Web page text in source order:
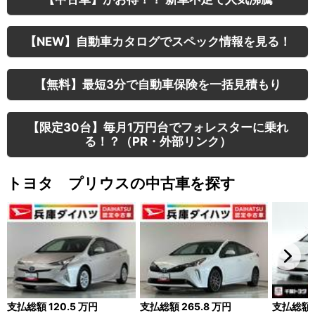
【NEW】自動車カタログでスペック情報を見る！
【無料】最短3分で自動車保険を一括見積もり
【限定30台】毎月1万円台でフォレスターに乗れ
る！？（PR・外部リンク）
トヨタ プリウスの中古車を探す
支払総額120.5万円 支払総額265.8万円 支払総額